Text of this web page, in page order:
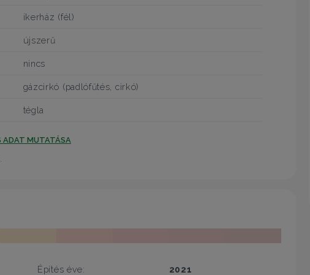
ikerház (fél)
újszerű
nincs
gázcirkó (padlófűtés, cirkó)
tégla
ADAT MUTATÁSA
Építés éve: 2021